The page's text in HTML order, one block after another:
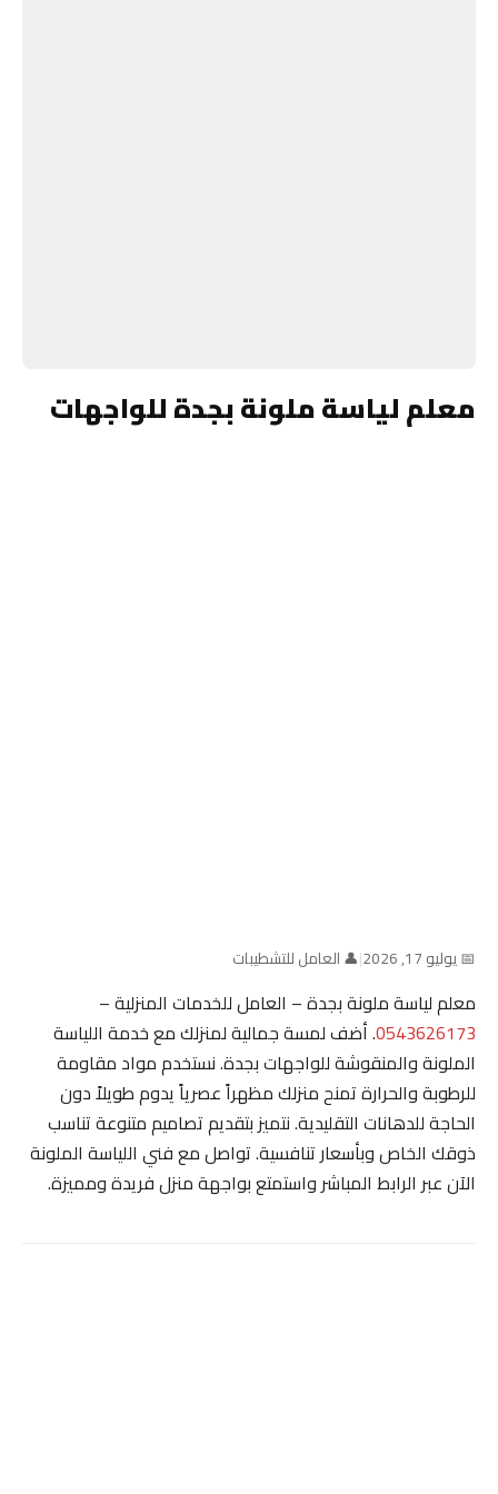
معلم لياسة ملونة بجدة للواجهات
📅 يوليو 17, 2026 |👤 العامل للتشطيبات
معلم لياسة ملونة بجدة – العامل للخدمات المنزلية –
0543626173. أضف لمسة جمالية لمنزلك مع خدمة اللياسة
الملونة والمنقوشة للواجهات بجدة. نستخدم مواد مقاومة
للرطوبة والحرارة تمنح منزلك مظهراً عصرياً يدوم طويلاً دون
الحاجة للدهانات التقليدية. نتميز بتقديم تصاميم متنوعة تناسب
ذوقك الخاص وبأسعار تنافسية. تواصل مع فني اللياسة الملونة
الآن عبر الرابط المباشر واستمتع بواجهة منزل فريدة ومميزة.